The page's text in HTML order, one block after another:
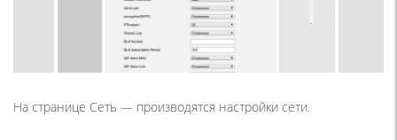
На странице Сеть — производятся настройки сети.